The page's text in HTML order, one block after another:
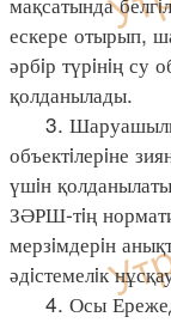
ескере отырып,
әрбiр түрiнiң су
қолданылады.
3.
объектiлерiне
үшiн
ЗӘРШ-тiң
мерзiмдерiн
әдiстемелiк
4. Осы